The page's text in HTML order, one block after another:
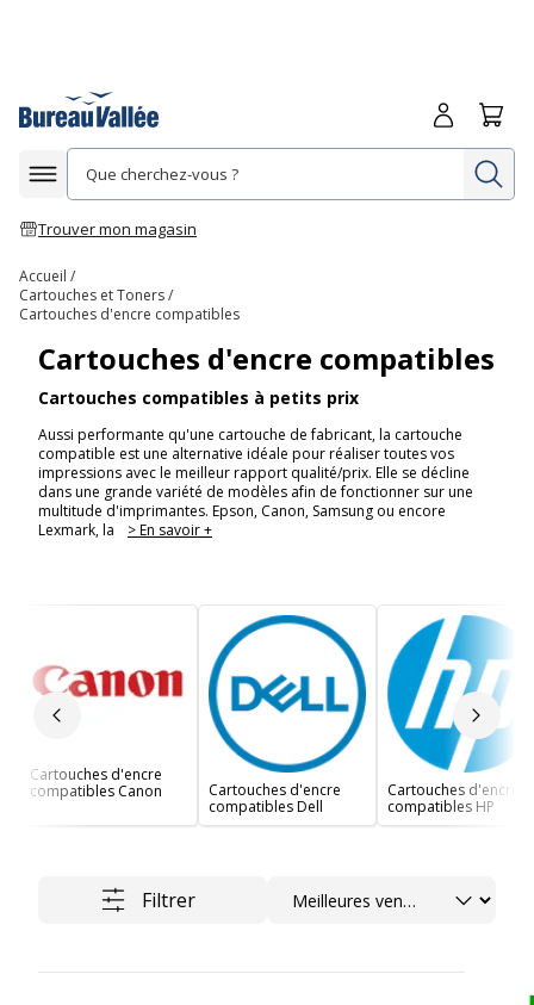
Afficher la navigation
Trouver mon magasin
Me
Accueil
Cartouches et Toners
Cartouches d'encre compatibles
Cartouches d'encre compatibles
Cartouches compatibles à petits prix
Aussi performante qu'une cartouche de fabricant, la cartouche
compatible est une alternative idéale pour réaliser toutes vos
impressions avec le meilleur rapport qualité/prix. Elle se décline
dans une grande variété de modèles afin de fonctionner sur une
multitude d'imprimantes. Epson, Canon, Samsung ou encore
Lexmark, la
> En savoir +
Slide précédent Slide
Cartouches d'encre
compatibles Canon
Cartouches d'encre
compatibles Dell
Cartouches d'encre
compatibles HP
Filtrer Trier